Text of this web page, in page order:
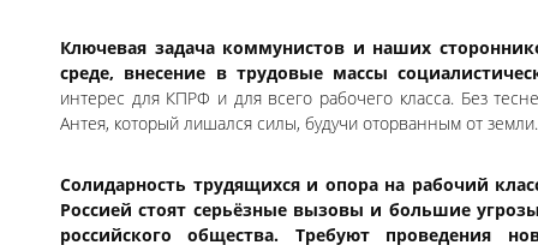
Ключевая задача коммунистов и наших
среде, внесение в трудовые массы
интерес для КПРФ и для всего рабочего класса. Без
Антея, который лишался силы, будучи оторванным от земли.
Солидарность трудящихся и опора на рабочий
Россией стоят серьёзные вызовы и большие
российского общества. Требуют проведения